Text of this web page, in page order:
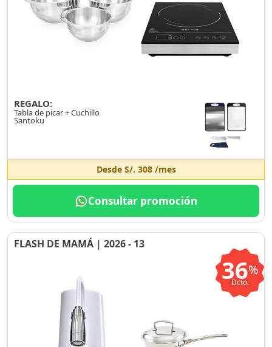
REGALO:
Tabla de picar + Cuchillo
Santoku
Desde S/. 308/mes
Consultar promoción
FLASH DE MAMÁ | 2026 - 13
36%
Dcto.